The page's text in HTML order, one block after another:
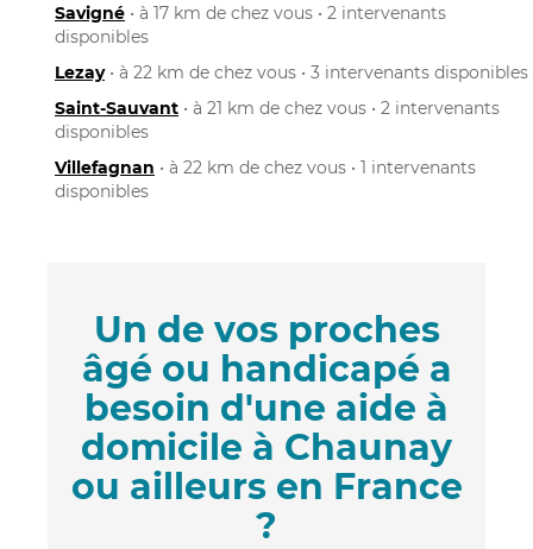
Savigné • à 17 km de chez vous • 2 intervenants
disponibles
Lezay• à 22 km de chez vous • 3 intervenants disponibles
Saint-Sauvant • à 21 km de chez vous • 2 intervenants
disponibles
Villefagnan • à 22 km de chez vous • 1 intervenants
disponibles
Un de vos proches
âgé ou handicapé a
besoin d'une aide à
domicile à Chaunay
ou ailleurs en France
?